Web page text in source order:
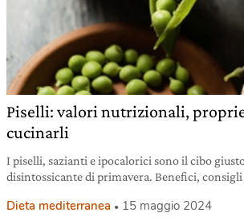
Piselli: valori nutrizionali,
cucinarli
I piselli, sazianti e ipocalorici sono il cibo
disintossicante di primavera. Benefici, consigli
Dieta mediterranea 15 maggio 2024